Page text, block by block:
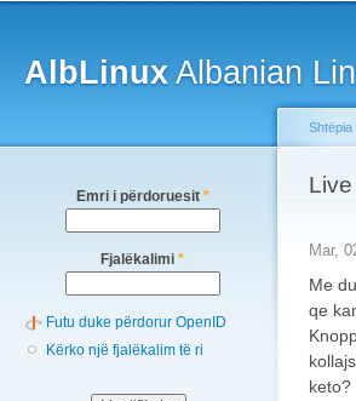
AlbLinuxAlbanian
Emri i përdoruesit *
Fjalëkalimi *
Futu duke përdorur OpenID
Kërko një fjalëkalim të ri
You
Shtëpia
Mar,
Me
qe
keto?